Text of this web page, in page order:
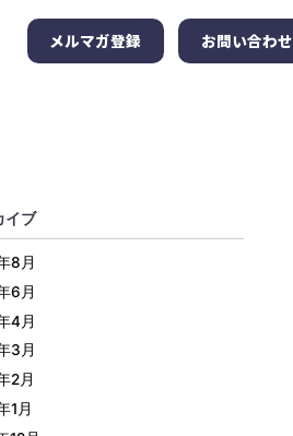
メルマガ登録 お問い合わせ
イブ
8月
6月
4月
3月
2月
1月